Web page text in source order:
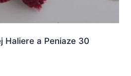
Haliere a Peniaze 30